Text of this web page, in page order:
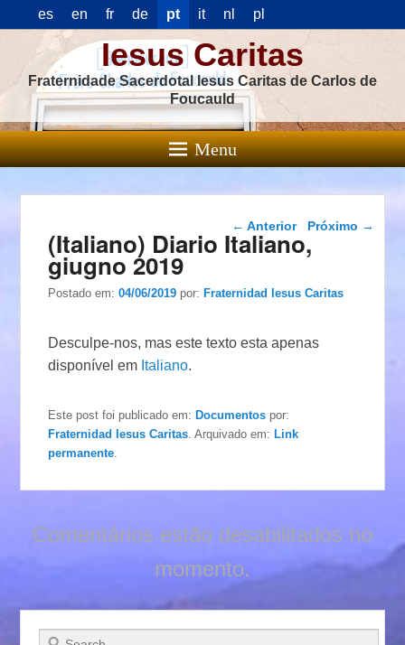
es en fr de pt it nl pl
Iesus Caritas
Fraternidade Sacerdotal Iesus Caritas de Carlos de
Foucauld
Menu
Navegação das
← Anterior Próximo →
(Italiano) Diario Italiano,
giugno 2019
Postado em:04/06/2019 por:Fraternidad Iesus Caritas
Desculpe-nos, mas este texto esta apenas
disponível em Italiano.
Este post foi publicado em:Documentos por:
Fraternidad Iesus Caritas . Arquivado em:Link
permanente
Comentários estão desabilitados no
momento.
Pesquisar…